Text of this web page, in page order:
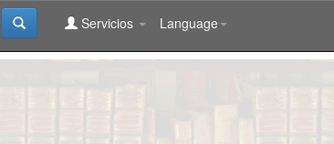
Language
Servicios